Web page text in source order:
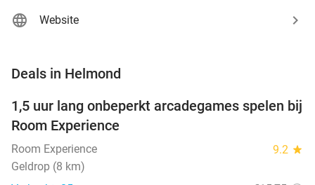
Website
Deals in Helmond
46%
1,5 uur lang onbeperkt arcadegames spelen bij
Room Experience
Room Experience 9.2 star
Geldrop (8 km)